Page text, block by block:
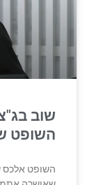
שוב
השופט
השופט אלכס